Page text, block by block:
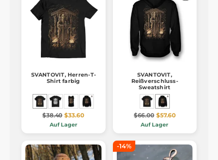
SVANTOVIT, Herren-T-
Shirt farbig
$38.40 $33.60
Auf Lager
SVANTOVIT,
Reißverschluss-
Sweatshirt
$66.00 $57.60
Auf Lager
-14%